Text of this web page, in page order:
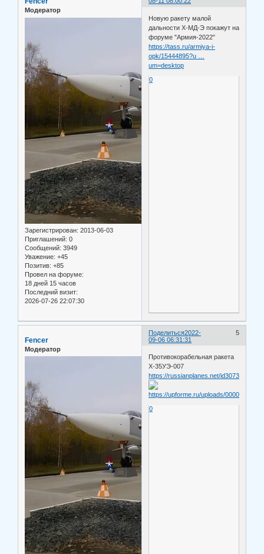
Модератор
Зарегистрирован: 2013-06-03
Приглашений: 0
Сообщений: 3949
Уважение: +45
Позитив: +85
Провел на форуме:
18 дней 15 часов
Последний визит:
2026-07-26 22:07:30
Новую ракету малой
дальности Х-МД-Э покажут на
форуме "Армия-2022"
https://tass.ru/armiya-i-
opk/15444895?u …
um=desktop
0
Поделиться 5
2022-
09-06 06:31:31
Fencer
Модератор
Противокорабельная ракета
Х-35УЭ-007
https://russianplanes.net/
0